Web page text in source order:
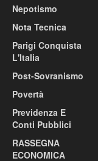
Nepotismo
Nota Tecnica
Parigi Conquista
L'Italia
Post-Sovranismo
Povertà
Previdenza E
Conti Pubblici
RASSEGNA
ECONOMICA